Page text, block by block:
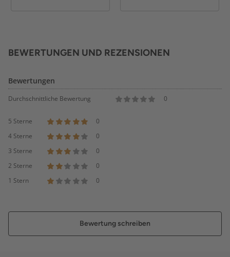
BEWERTUNGEN UND REZENSIONEN
Bewertungen
Durchschnittliche Bewertung 0
5 Sterne
0
4 Sterne
0
3 Sterne
0
2 Sterne
0
1 Stern
0
Bewertung schreiben